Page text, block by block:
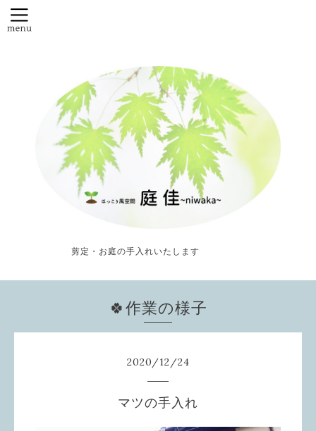
剪定・お庭の手入れいたします
🍀作業の様子
2020/12/24
マツの手入れ